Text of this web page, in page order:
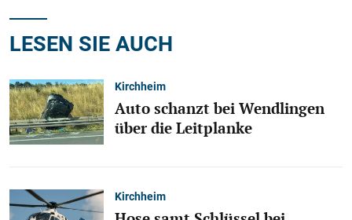
LESEN SIE AUCH
Kirchheim
Auto schanzt bei Wendlingen
über die Leitplanke
Kirchheim